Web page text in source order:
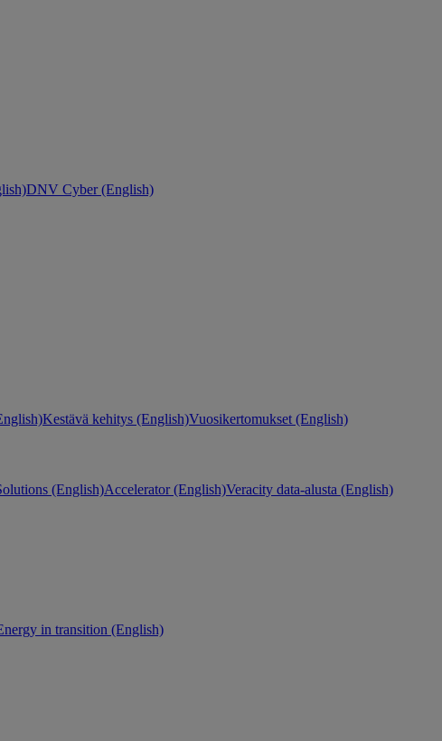
DNV Cyber (English)
Kestävä kehitys (English)Vuosikertomukset (English)
(English)Accelerator (English)Veracity data-alusta (English)
in transition (English)